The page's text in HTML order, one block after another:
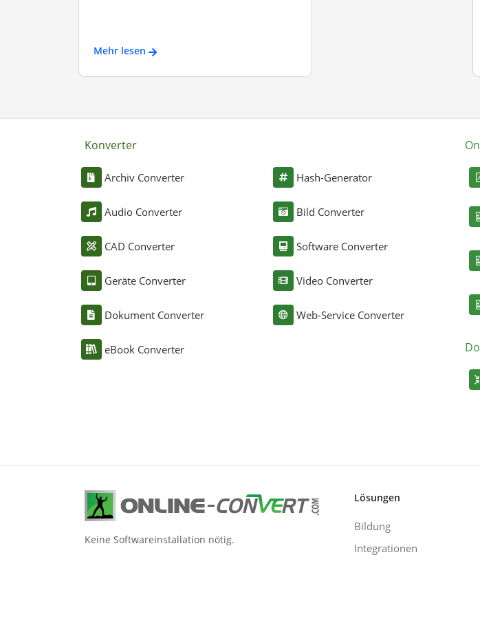
Mehr lesen
Konverter
Archiv Converter
Audio Converter
CAD Converter
Geräte Converter
Dokument Converter
eBook Converter
Hash-Generator
Bild Converter
Software Converter
Video Converter
Web-Service Converter
Keine Softwareinstallation nötig.
Lösungen
Bildung
Integrationen